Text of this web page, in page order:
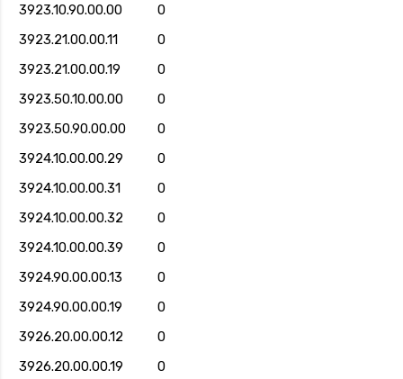
3923.10.90.00.00
0
3923.21.00.00.11
0
3923.21.00.00.19
0
3923.50.10.00.00
0
3923.50.90.00.00
0
3924.10.00.00.29
0
3924.10.00.00.31
0
3924.10.00.00.32
0
3924.10.00.00.39
0
3924.90.00.00.13
0
3924.90.00.00.19
0
3926.20.00.00.12
0
3926.20.00.00.19
0